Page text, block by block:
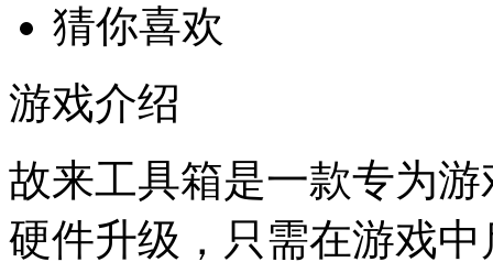
猜你喜欢
游戏介绍
故来工具箱是一款专为
硬件升级，只需在游戏